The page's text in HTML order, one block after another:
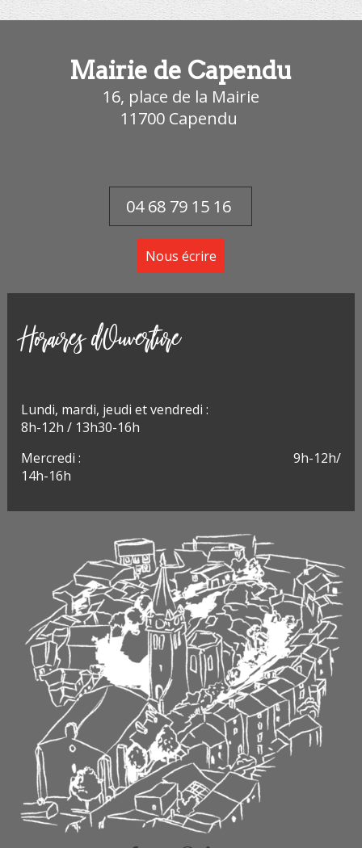
Mairie de Capendu
16, place de la Mairie
11700 Capendu
04 68 79 15 16
Nous écrire
Horaires d'Ouverture
Lundi, mardi, jeudi et vendredi :
8h-12h / 13h30-16h
Mercredi : 9h-12h/
14h-16h